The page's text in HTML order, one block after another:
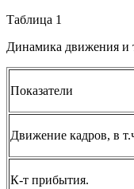
Таблица 1
Динамика движения и
Показатели
Движение кадров, в
К-т прибытия.